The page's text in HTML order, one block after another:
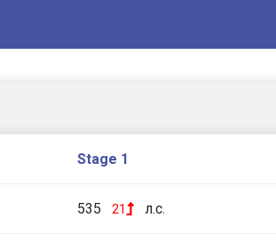
Stage 1
535 21 л.с.